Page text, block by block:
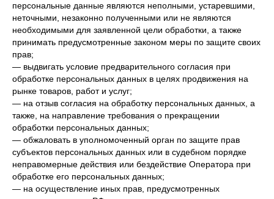
персональные данные являются неполными, устаревшими,
неточными, незаконно полученными или не являются
необходимыми для заявленной цели обработки, а также
принимать предусмотренные законом меры по защите своих
прав;
— выдвигать условие предварительного согласия при
обработке персональных данных в целях продвижения на
рынке товаров, работ и услуг;
— на отзыв согласия на обработку персональных данных, а
также, на направление требования о прекращении
обработки персональных данных;
— обжаловать в уполномоченный орган по защите прав
субъектов персональных данных или в судебном порядке
неправомерные действия или бездействие Оператора при
обработке его персональных данных;
— на осуществление иных прав, предусмотренных